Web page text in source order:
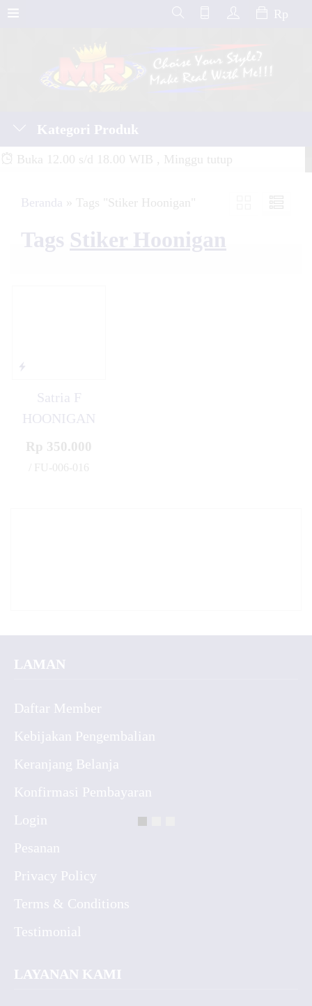
Rp
Kategori Produk
Buka 12.00 s/d 18.00 WIB , Minggu tutup
Beranda » Tags "Stiker Hoonigan"
Tags Stiker Hoonigan
Satria F
HOONIGAN
Rp 350.000
/ FU-006-016
LAMAN
Daftar Member
Kebijakan Pengembalian
Keranjang Belanja
Konfirmasi Pembayaran
Login
Pesanan
Privacy Policy
Terms & Conditions
Testimonial
LAYANAN KAMI